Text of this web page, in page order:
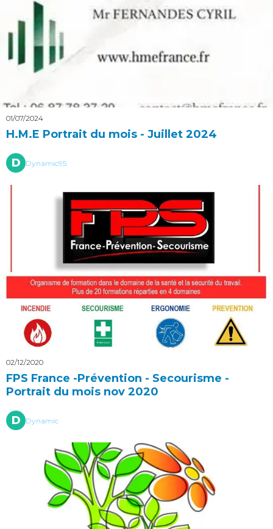
01/07/2024
H.M.E Portrait du mois - Juillet 2024
D Dynamic95
02/12/2020
FPS France -Prévention - Secourisme -
Portrait du mois nov 2020
D Dynamic